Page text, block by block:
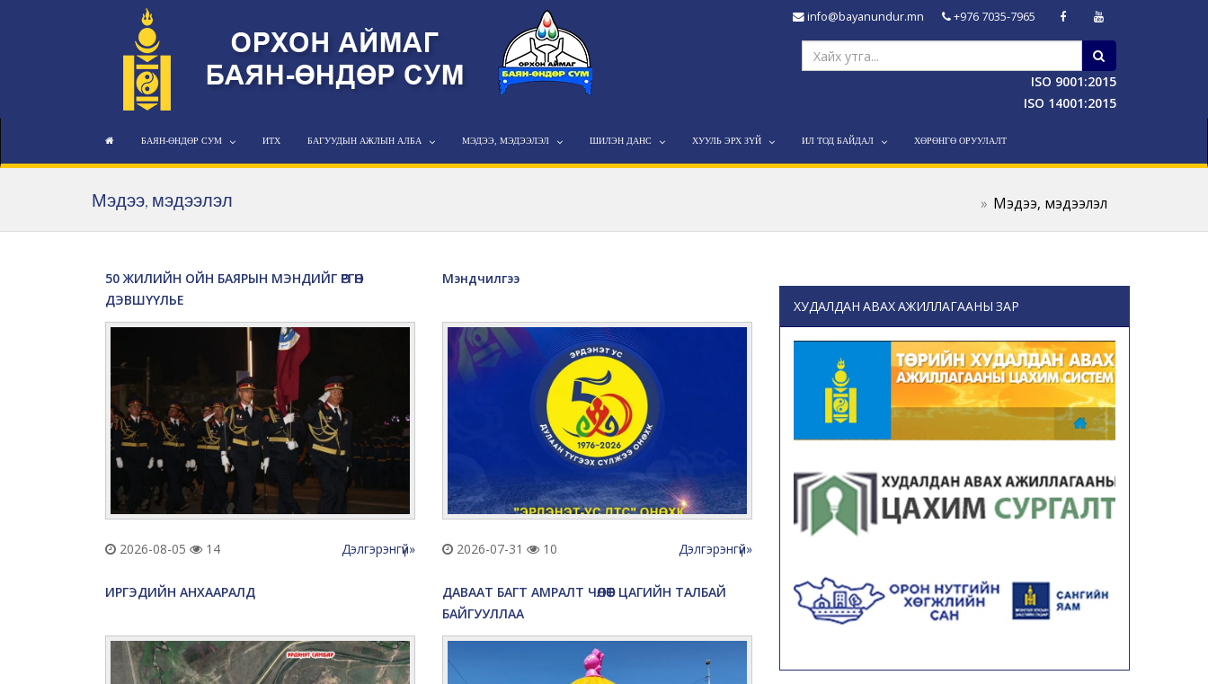
info@bayanundur.mn +976 7035-7965
ISO 9001:2015
ISO 14001:2015
БАЯН-ӨНДӨР СУМ ИТХ БАГУУДЫН АЖЛЫН АЛБА МЭДЭЭ, МЭДЭЭЛЭЛ ШИЛЭН ДАНС ХУУЛЬ ЭРХ ЗҮЙ ИЛ ТОД БАЙДАЛ ХӨРӨНГӨ ОРУУЛАЛТ
Мэдээ, мэдээлэл Мэдээ, мэдээлэл
50 ЖИЛИЙН ОЙН БАЯРЫН МЭНДИЙГ ӨРГӨН
ДЭВШҮҮЛЬЕ
2026-08-05 14 Дэлгэрэнгүй»
Мэндчилгээ
2026-07-31 10 Дэлгэрэнгүй»
ИРГЭДИЙН АНХААРАЛД
ДАВААТ БАГТ АМРАЛТ ЧӨЛӨӨТ ЦАГИЙН ТАЛБАЙ
БАЙГУУЛЛАА
ХУДАЛДАН АВАХ АЖИЛЛАГААНЫ ЗАР